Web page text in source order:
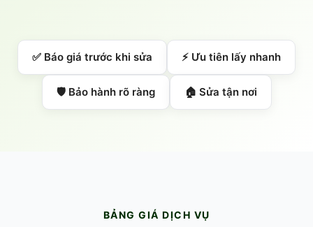
✅ Báo giá trước khi sửa ⚡ Ưu tiên lấy nhanh
🛡️ Bảo hành rõ ràng 🏠 Sửa tận nơi
BẢNG GIÁ DỊCH VỤ